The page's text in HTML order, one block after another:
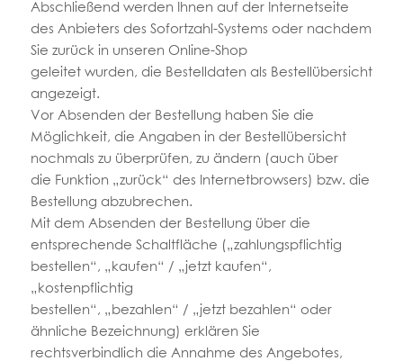
Abschließend werden Ihnen auf der Internetseite
des Anbieters des Sofortzahl-Systems oder nachdem
Sie zurück in unseren Online-Shop
geleitet wurden, die Bestelldaten als Bestellübersicht
angezeigt.
Vor Absenden der Bestellung haben Sie die
Möglichkeit, die Angaben in der Bestellübersicht
nochmals zu überprüfen, zu ändern (auch über
die Funktion „zurück“ des Internetbrowsers) bzw. die
Bestellung abzubrechen.
Mit dem Absenden der Bestellung über die
entsprechende Schaltfläche („zahlungspflichtig
bestellen“, „kaufen“ / „jetzt kaufen“,
„kostenpflichtig
bestellen“, „bezahlen“ / „jetzt bezahlen“ oder
ähnliche Bezeichnung) erklären Sie
rechtsverbindlich die Annahme des Angebotes,